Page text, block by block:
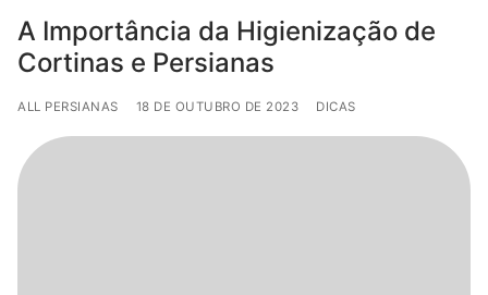
A Importância da Higienização de
Cortinas e Persianas
ALL PERSIANAS 18 DE OUTUBRO DE 2023 DICAS